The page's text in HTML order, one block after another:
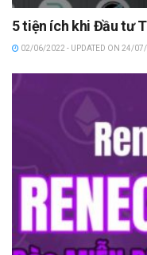
5 tiện ích khi Đầu tư
02/06/2022 - UPDATED ON 24/